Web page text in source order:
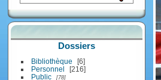
Dossiers
Bibliothèque
6
Personnel
216
Public
78